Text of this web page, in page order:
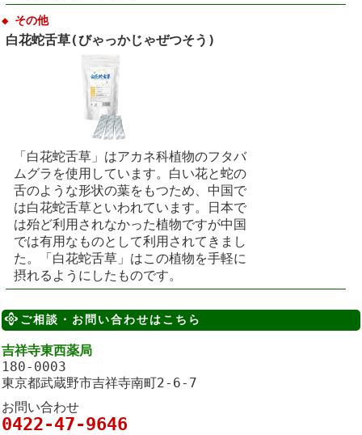
◆ その他
白花蛇舌草(びゃっかじゃぜつそう)
「白花蛇舌草」はアカネ科植物のフタバ
ムグラを使用しています。白い花と蛇の
舌のような形状の葉をもつため、中国で
は白花蛇舌草といわれています。日本で
は殆ど利用されなかった植物ですが中国
では有用なものとして利用されてきまし
た。「白花蛇舌草」はこの植物を手軽に
摂れるようにしたものです。
ご相談・お問い合わせはこちら
吉祥寺東西薬局
180-0003
東京都武蔵野市吉祥寺南町2-6-7
お問い合わせ
0422-47-9646